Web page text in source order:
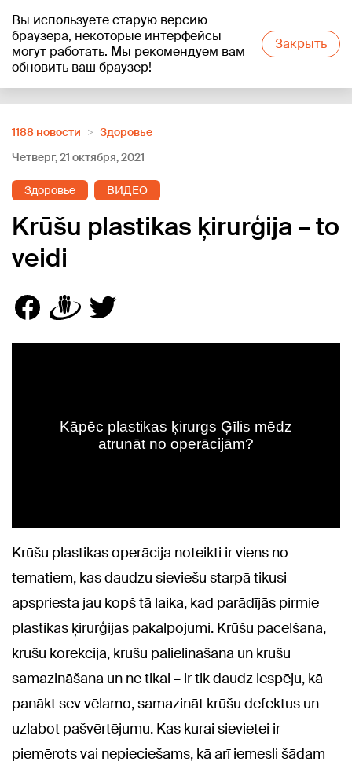
Вы используете старую версию
браузера, некоторые интерфейсы
могут работать. Мы рекомендуем вам
обновить ваш браузер!
Закрыть
+19°C
1188 новости
Здоровье
Четверг, 21 октября, 2021
Здоровье ВИДЕО
Krūšu plastikas ķirurģija – to
veidi
Krūšu plastikas operācija noteikti ir viens no
tematiem, kas daudzu sieviešu starpā tikusi
apspriesta jau kopš tā laika, kad parādījās pirmie
plastikas ķirurģijas pakalpojumi. Krūšu pacelšana,
krūšu korekcija, krūšu palielināšana un krūšu
samazināšana un ne tikai – ir tik daudz iespēju, kā
panākt sev vēlamo, samazināt krūšu defektus un
uzlabot pašvērtējumu. Kas kurai sievietei ir
piemērots vai nepieciešams, kā arī iemesli šādam